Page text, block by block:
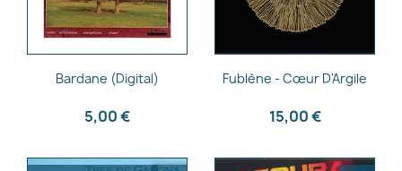
Aperçu rapide
Bardane (Digital)
5,00 €
Aperçu rapide
Fublène - Cœur D'Argile
15,00 €